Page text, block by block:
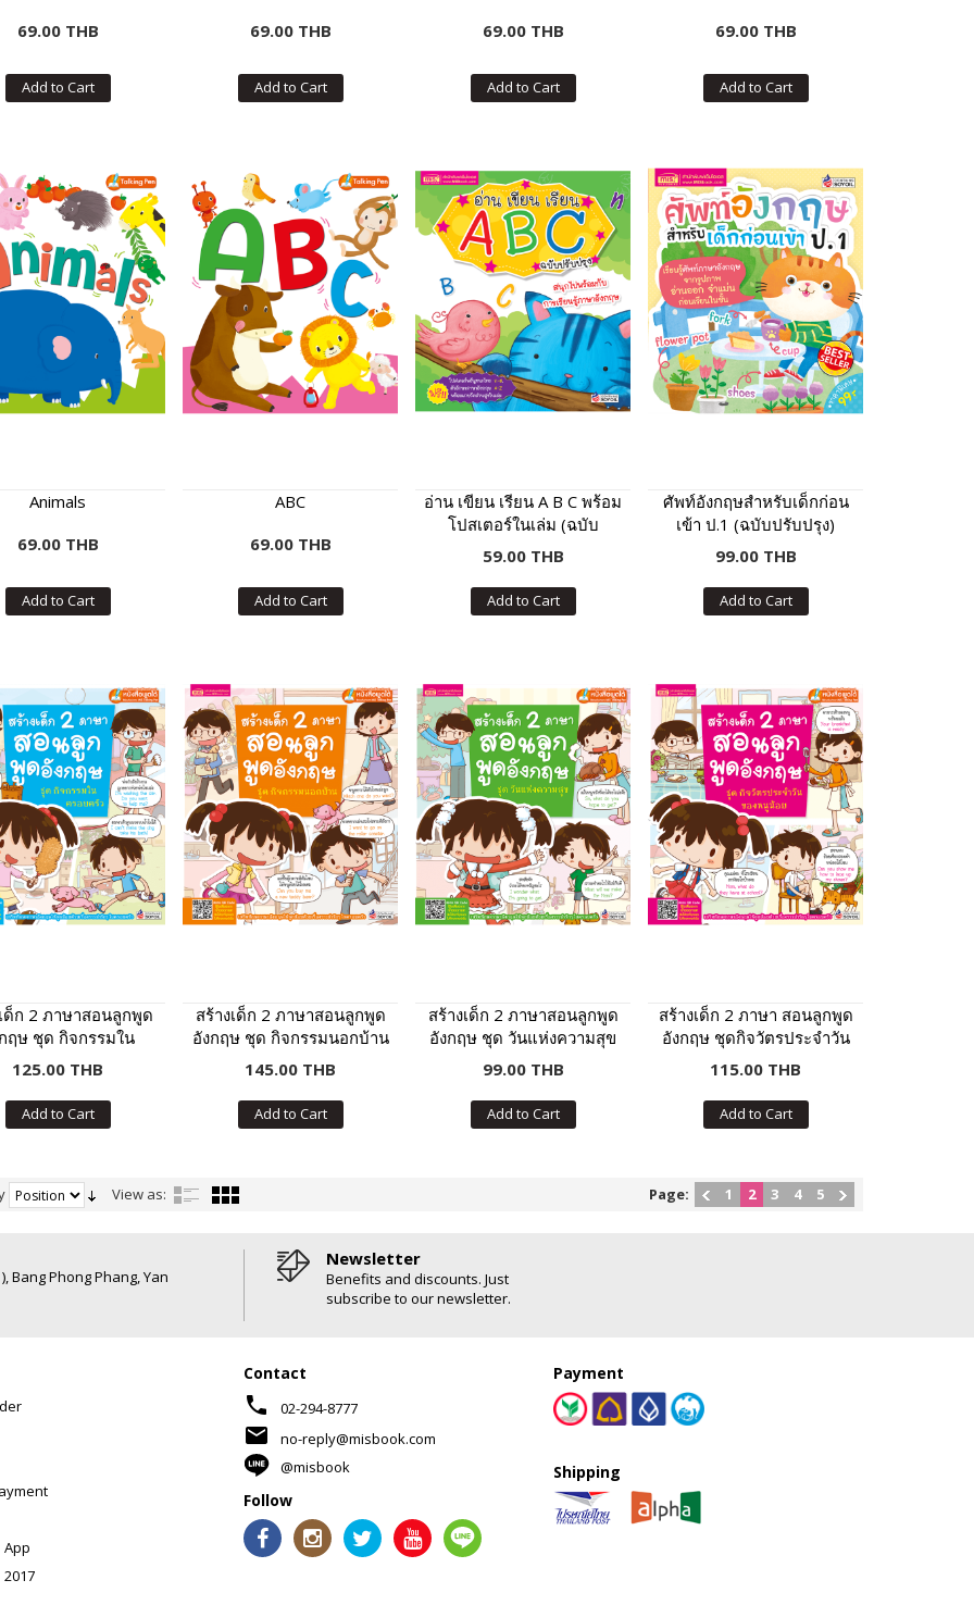
69.00 THB
Add to Cart
69.00 THB
Add to Cart
69.00 THB
Add to Cart
69.00 THB
Add to Cart
Animals
69.00 THB
Add to Cart
ABC
69.00 THB
Add to Cart
อ่าน เขียน เรียน A B C พร้อม
โปสเตอร์ในเล่ม (ฉบับ
ปรับปรุง)
59.00 THB
Add to Cart
ศัพท์อังกฤษสำหรับเด็กก่อน
เข้า ป.1 (ฉบับปรับปรุง)
99.00 THB
Add to Cart
ด็ก 2 ภาษาสอนลูกพูด
ฤษ ชุด กิจกรรมใน
ครัว (ฉบับปรับปรุง)
125.00 THB
Add to Cart
สร้างเด็ก 2 ภาษาสอนลูกพูด
อังกฤษ ชุด กิจกรรมนอกบ้าน
(ฉบับปรับปรุง)
145.00 THB
Add to Cart
สร้างเด็ก 2 ภาษาสอนลูกพูด
อังกฤษ ชุด วันแห่งความสุข
(ฉบับปรับปรุง)
99.00 THB
Add to Cart
สร้างเด็ก 2 ภาษา สอนลูกพูด
อังกฤษ ชุดกิจวัตรประจำวัน
ของหนูน้อย (ฉบับปรับปรุง)
115.00 THB
Add to Cart
View as: Page: 1 2 3 4 5
Bang Phong Phang, Yan
Newsletter
Benefits and discounts. Just
subscribe to our newsletter.
Contact
phone 02-294-8777
mail
no-reply@misbook.com
@misbook
Follow
Payment
Shipping